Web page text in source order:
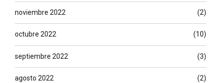
noviembre 2022 (2)
octubre 2022 (10)
septiembre 2022 (3)
agosto 2022 (2)